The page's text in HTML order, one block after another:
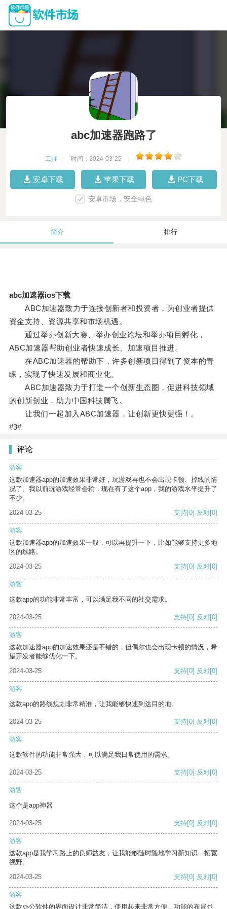
abc加速器跑路了
工具 时间：2024-03-25
安卓下载 苹果下载 PC下载
安卓市场，安全绿色
简介 排行
abc加速器ios下载
ABC加速器致力于连接创新者和投资者，为创业者提供
资金支持、资源共享和市场机遇。
通过举办创新大赛、举办创业论坛和举办项目孵化，
ABC加速器帮助创业者快速成长、加速项目推进。
在ABC加速器的帮助下，许多创新项目得到了资本的青
睐，实现了快速发展和商业化。
ABC加速器致力于打造一个创新生态圈，促进科技领域
的创新创业，助力中国科技腾飞。
让我们一起加入ABC加速器，让创新更快更强！。
#3#
评论
游客
这款加速器app的加速效果非常好，玩游戏再也不会出现卡顿、掉线的情
况了。我以前玩游戏经常会输，现在有了这个app，我的游戏水平提升了
不少。
2024-03-25
支持[0] 反对[0]
游客
这款加速器app的加速效果一般，可以再提升一下，比如能够支持更多地
区的线路。
2024-03-25
支持[0] 反对[0]
游客
这款app的功能非常丰富，可以满足我不同的社交需求。
2024-03-25 支持[0] 反对[0]
游客
这款加速器app的加速效果还是不错的，但偶尔也会出现卡顿的情况，希
望开发者能够优化一下。
2024-03-25
支持[0] 反对[0]
游客
这款app的路线规划非常精准，让我能够快速到达目的地。
2024-03-25 支持[0] 反对[0]
游客
这款软件的功能非常强大，可以满足我日常使用的需求。
2024-03-25 支持[0] 反对[0]
游客
这个是app神器
2024-03-25 支持[0] 反对[0]
游客
这款app是我学习路上的良师益友，让我能够随时随地学习新知识，拓宽
视野。
2024-03-25
支持[0] 反对[0]
游客
这款办公软件的界面设计非常简洁，使用起来非常方便。功能的布局也